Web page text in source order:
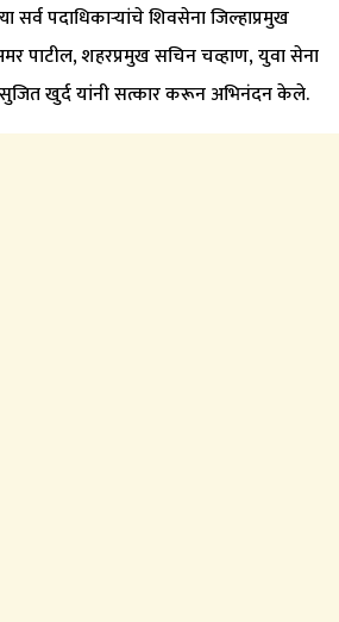
पदाधिकाऱ्यांचे शिवसेना जिल्हाप्रमुख
पाटील, शहरप्रमुख सचिन चव्हाण, युवा सेना
सुजित खुर्द यांनी सत्कार करून अभिनंदन केले.